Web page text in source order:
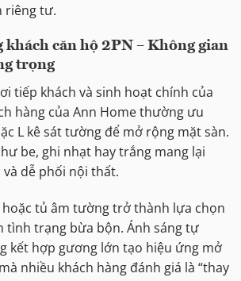
riêng tư.
căn hộ 2PN – Không gian
trọng
tiếp khách và sinh hoạt chính của
hàng của Ann Home thường ưu
L kê sát tường để mở rộng mặt sàn.
be, ghi nhạt hay trắng mang lại
và dễ phối nội thất.
hoặc tủ âm tường trở thành lựa chọn
tình trạng bừa bộn. Ánh sáng tự
kết hợp gương lớn tạo hiệu ứng mở
nhiều khách hàng đánh giá là “thay